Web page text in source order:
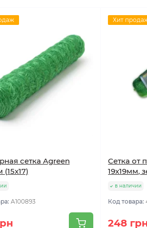
сетка Agreen
(15x17)
A100893
Хит
Сетка от
19х19мм,
в наличии
Код товара:
248